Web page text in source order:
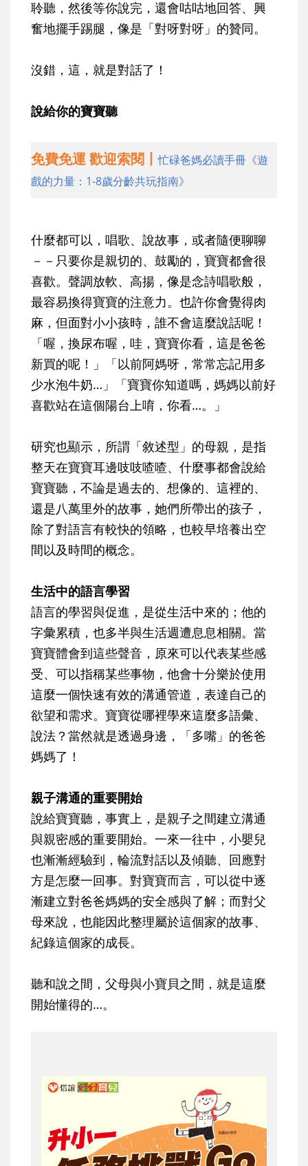
聆聽，然後等你說完，還會咕咕地回答、興
奮地擺手踢腿，像是「對呀對呀」的贊同。
沒錯，這，就是對話了！
說給你的寶寶聽
免費免運 歡迎索閱丨忙碌爸媽必讀手冊《遊
戲的力量：1-8歲分齡共玩指南》
什麼都可以，唱歌、說故事，或者隨便聊聊
－－只要你是親切的、鼓勵的，寶寶都會很
喜歡。聲調放軟、高揚，像是念詩唱歌般，
最容易換得寶寶的注意力。也許你會覺得肉
麻，但面對小小孩時，誰不會這麼說話呢！
「喔，換尿布喔，哇，寶寶你看，這是爸爸
新買的呢！」「以前阿媽呀，常常忘記用多
少水泡牛奶…」「寶寶你知道嗎，媽媽以前好
喜歡站在這個陽台上唷，你看…。」
研究也顯示，所謂「敘述型」的母親，是指
整天在寶寶耳邊吱吱喳喳、什麼事都會說給
寶寶聽，不論是過去的、想像的、這裡的、
還是八萬里外的故事，她們所帶出的孩子，
除了對語言有較快的領略，也較早培養出空
間以及時間的概念。
生活中的語言學習
語言的學習與促進，是從生活中來的；他的
字彙累積，也多半與生活週遭息息相關。當
寶寶體會到這些聲音，原來可以代表某些感
受、可以指稱某些事物，他會十分樂於使用
這麼一個快速有效的溝通管道，表達自己的
欲望和需求。寶寶從哪裡學來這麼多語彙、
說法？當然就是透過身邊，「多嘴」的爸爸
媽媽了！
親子溝通的重要開始
說給寶寶聽，事實上，是親子之間建立溝通
與親密感的重要開始。一來一往中，小嬰兒
也漸漸經驗到，輪流對話以及傾聽、回應對
方是怎麼一回事。對寶寶而言，可以從中逐
漸建立對爸爸媽媽的安全感與了解 ；而對父
母來說，也能因此整理屬於這個家的故事、
紀錄這個家的成長。
聽和說之間，父母與小寶貝之間，就是這麼
開始懂得的…。